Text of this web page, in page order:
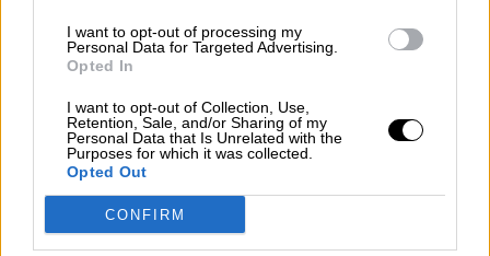
I want to opt-out of processing my
Personal Data for Targeted Advertising.
Opted In
I want to opt-out of Collection, Use,
Retention, Sale, and/or Sharing of my
Personal Data that Is Unrelated with the
Purposes for which it was collected.
Opted Out
CONFIRM
Memorias de una hija de perra
Estaba el otro día cotilleando los “me gusta” de mis
vorágine de las elecciones andaluzas, con una cita
que incluía mi amiga Pipi y que me dio muchísimo
que pensar. Decía así:
AUTOR LOLA VEGA
Mas artículos del mismo autor/a
SÁBADO, 08 DICIEMBRE 2018